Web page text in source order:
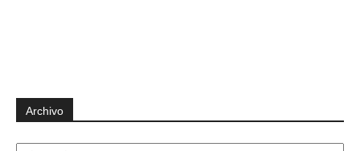
Archivo
Archivo